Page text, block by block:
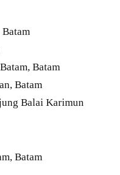
Batam
Batam
Balai Karimun
Batam